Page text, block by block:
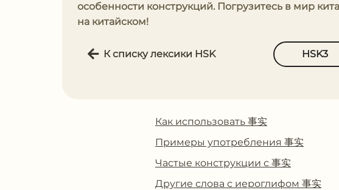
особенности конструкций. Погрузитесь в мир
на китайском!
К списку лексики HSK HSK3
Как использовать 事实
Примеры употребления 事实
Частые конструкции с 事实
Другие слова с иероглифом 事实